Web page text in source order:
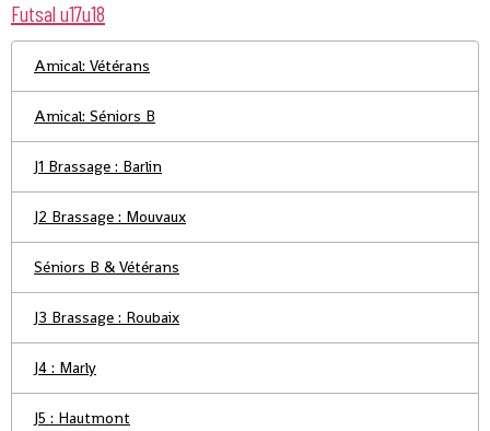
Futsal u17u18
Amical: Vétérans
Amical: Séniors B
J1 Brassage : Barlin
J2 Brassage : Mouvaux
Séniors B & Vétérans
J3 Brassage : Roubaix
J4 : Marly
J5 : Hautmont